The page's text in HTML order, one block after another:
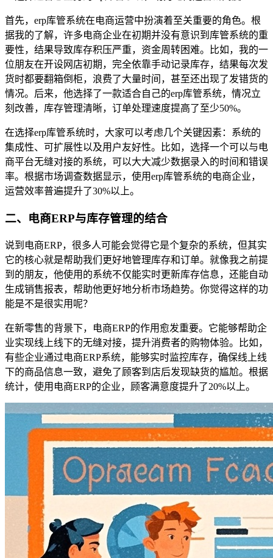
首先，erp库管系统在电商运营中扮演着至关重要的角色。根
据我的了解，许多电商企业在初期并没有意识到库管系统的重
要性，结果导致库存积压严重，资金周转困难。比如，我的一
位朋友在开设网店初期，完全依靠手动记录库存，结果每次发
货时都要翻箱倒柜，浪费了大量时间，甚至还出现了发错货的
情况。后来，他选择了一款适合自己的erp库管系统，情况立
刻改善，库存管理清晰，订单处理速度提高了至少50%。
在选择erp库管系统时，大家可以考虑几个关键因素：系统的
集成性、可扩展性以及用户友好性。比如，选择一个可以与电
商平台无缝对接的系统，可以大大减少数据录入的时间和错误
率。根据市场调查数据显示，使用erp库管系统的电商企业，
运营效率普遍提升了30%以上。
二、电商ERP与库存管理的结合
说到电商ERP，很多人可能会觉得它是个复杂的系统，但其实
它的核心就是帮助我们更好地管理库存和订单。就像我之前提
到的朋友，他使用的系统不仅能实时更新库存信息，还能自动
生成销售报表，帮助他更好地分析市场趋势。你觉得这样的功
能是不是很实用呢？
在新零售的背景下，电商ERP的作用愈发重要。它能够帮助企
业实现线上线下的无缝对接，提升消费者的购物体验。比如，
有些企业通过电商ERP系统，能够实时监控库存，确保线上线
下的商品信息一致，避免了顾客到店后发现缺货的尴尬。根据
统计，使用电商ERP的企业，顾客满意度提升了20%以上。